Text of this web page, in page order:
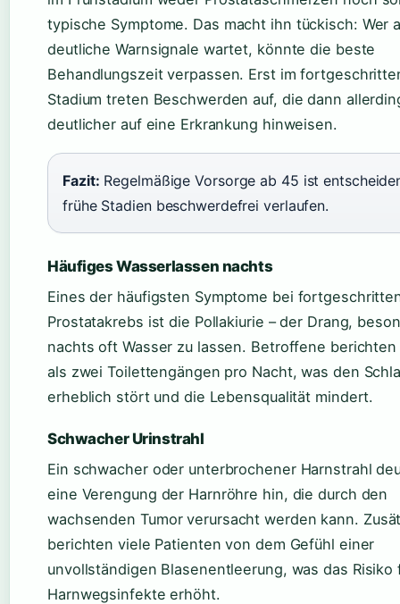
typische Symptome. Das macht ihn tückisch: Wer
deutliche Warnsignale wartet, könnte die beste
Behandlungszeit verpassen. Erst im
Stadium treten Beschwerden auf, die dann
deutlicher auf eine Erkrankung hinweisen.
Fazit: Regelmäßige Vorsorge ab 45 ist
frühe Stadien beschwerdefrei verlaufen.
Häufiges Wasserlassen nachts
Eines der häufigsten Symptome bei
Prostatakrebs ist die Pollakiurie – der Drang,
nachts oft Wasser zu lassen. Betroffene
als zwei Toilettengängen pro Nacht, was den
erheblich stört und die Lebensqualität mindert.
Schwacher Urinstrahl
Ein schwacher oder unterbrochener Harnstrahl
eine Verengung der Harnröhre hin, die durch den
wachsenden Tumor verursacht werden kann.
berichten viele Patienten von dem Gefühl einer
unvollständigen Blasenentleerung, was das Risiko
Harnwegsinfekte erhöht.